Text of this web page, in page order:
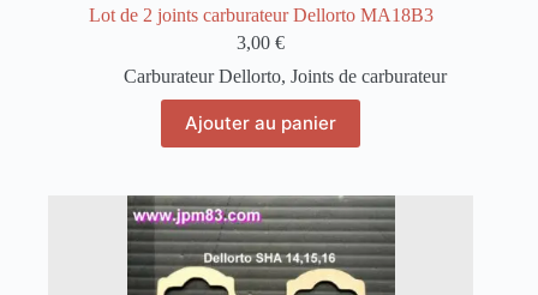
Lot de 2 joints carburateur Dellorto MA18B3
3,00€
Carburateur Dellorto, Joints de carburateur
Ajouter au panier